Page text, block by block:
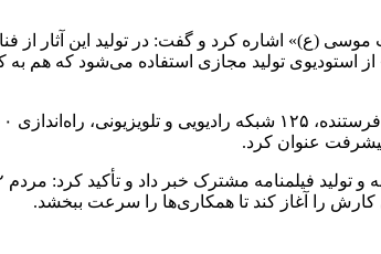
(ع)» اشاره کرد و گفت: در تولید این آثار از
کارش را آغاز کند تا همکاری‌ها را سرعت ببخشد.